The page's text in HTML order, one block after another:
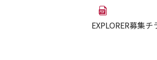
EXPLORER募集チ